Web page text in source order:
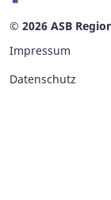
© 2026 ASB
Impressum
Datenschutz